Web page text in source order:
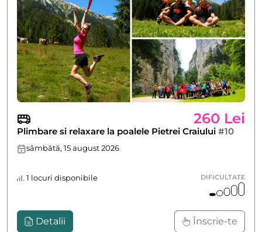
260 Lei
Plimbare si relaxare la poalele Pietrei Craiului #10
sâmbătă, 15 august 2026
1 locuri disponibile DIFICULTATE
Detalii Înscrie-te